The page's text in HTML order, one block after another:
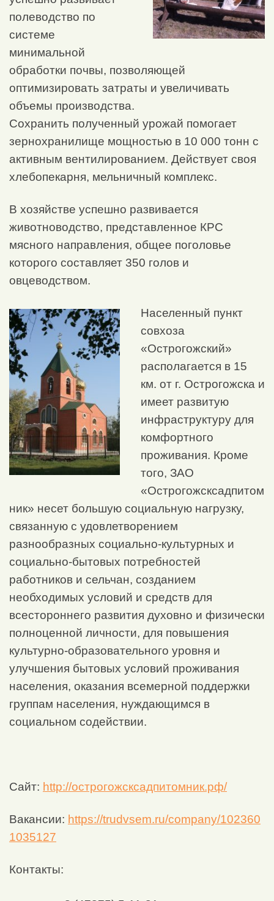
полеводство по
системе
минимальной
обработки почвы, позволяющей
оптимизировать затраты и увеличивать
объемы производства.
Сохранить полученный урожай помогает
зернохранилище мощностью в 10 000 тонн с
активным вентилированием. Действует своя
хлебопекарня, мельничный комплекс.
В хозяйстве успешно развивается
животноводство, представленное КРС
мясного направления, общее поголовье
которого составляет 350 голов и
овцеводством.
Населенный пункт
совхоза
«Острогожский»
располагается в 15
км. от г. Острогожска и
имеет развитую
инфраструктуру для
комфортного
проживания. Кроме
того, ЗАО
«Острогожсксадпитом
ник» несет большую социальную нагрузку,
связанную с удовлетворением
разнообразных социально-культурных и
социально-бытовых потребностей
работников и сельчан, созданием
необходимых условий и средств для
всестороннего развития духовно и физически
полноценной личности, для повышения
культурно-образовательного уровня и
улучшения бытовых условий проживания
населения, оказания всемерной поддержки
группам населения, нуждающимся в
социальном содействии.
Сайт: http://острогожсксадпитомник.рф/
Вакансии: https://trudvsem.ru/company/102360
1035127
Контакты: